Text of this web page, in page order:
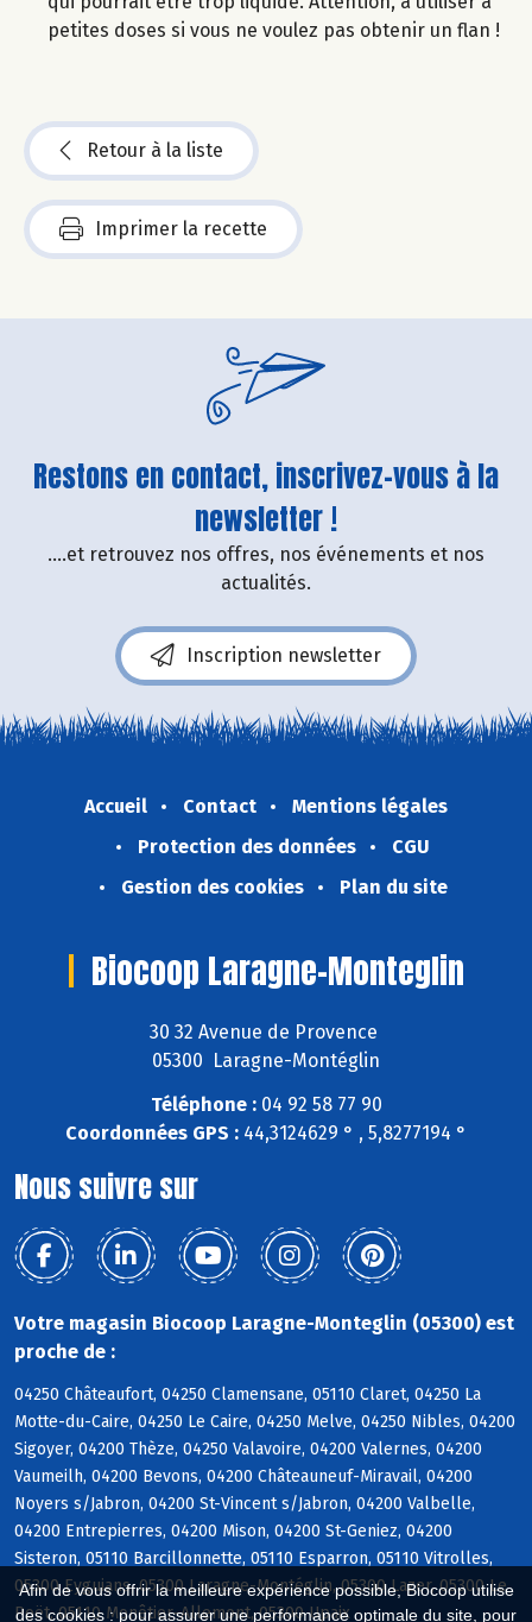
Afin de vous offrir la meilleure expérience possible, Biocoop utilise
des cookies : pour assurer une performance optimale du site, pour
petites doses si vous ne voulez pas obtenir un flan !
Retour à la liste
Imprimer la recette
Restons en contact, inscrivez-vous à la
newsletter !
....et retrouvez nos offres, nos événements et nos
actualités.
Inscription newsletter
Accueil Contact
Mentions légales
Protection des données
CGU
Gestion des cookies
Plan du site
Biocoop Laragne-Monteglin
30 32 Avenue de Provence
05300 Laragne-Montéglin
Téléphone :04 92 58 77 90
Coordonnées GPS : 44,3124629 ° , 5,8277194 °
Nous suivre sur
Votre magasin Biocoop Laragne-Monteglin (05300) est
proche de :
04250 Châteaufort, 04250 Clamensane, 05110 Claret, 04250 La
Motte-du-Caire, 04250 Le Caire, 04250 Melve, 04250 Nibles, 04200
Sigoyer, 04200 Thèze, 04250 Valavoire, 04200 Valernes, 04200
Vaumeilh, 04200 Bevons, 04200 Châteauneuf-Miravail, 04200
Noyers s/Jabron, 04200 St-Vincent s/Jabron, 04200 Valbelle,
04200 Entrepierres, 04200 Mison, 04200 St-Geniez, 04200
Sisteron, 05110 Barcillonnette, 05110 Esparron, 05110 Vitrolles,
05300 Eyguians, 05300 Laragne-Montéglin, 05300 Lazer, 05300 Le
Poët, 05110 Monêtier-Allemont, 05300 Upaix